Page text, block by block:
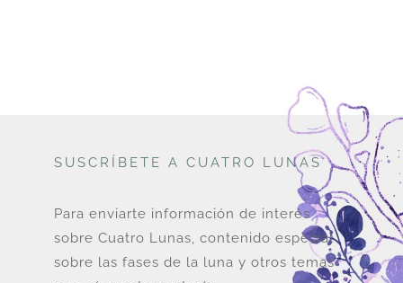
SUSCRÍBETE A CUATRO LUNAS
Para enviarte información de interés
sobre Cuatro Lunas, contenido especial
sobre las fases de la luna y otros temas